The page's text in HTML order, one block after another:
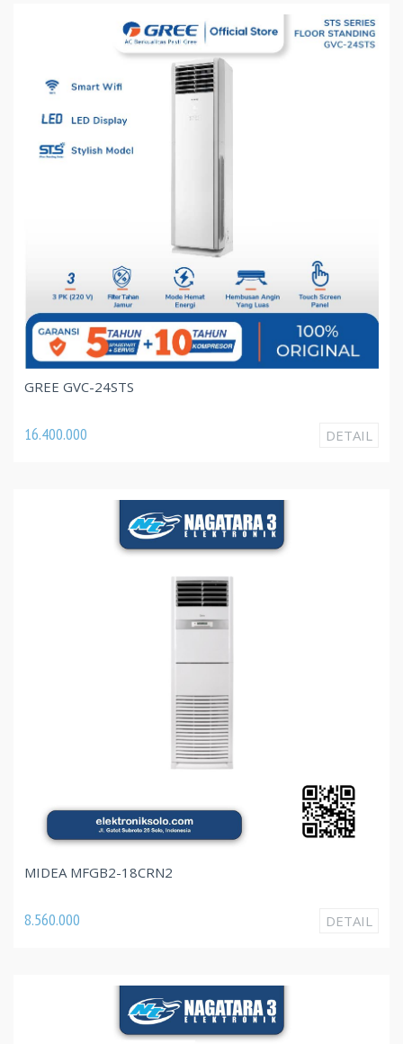
GREE GVC-24STS
16.400.000 DETAIL
MIDEA MFGB2-18CRN2
8.560.000 DETAIL